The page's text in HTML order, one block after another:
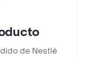
de Nestlé